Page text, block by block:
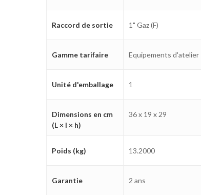
Raccord de sortie 1" Gaz (F)
Gamme tarifaire Equipements d'atelier
Unité d'emballage 1
Dimensions en cm
(L × l × h)
36 x 19 x 29
Poids (kg) 13.2000
Garantie 2 ans